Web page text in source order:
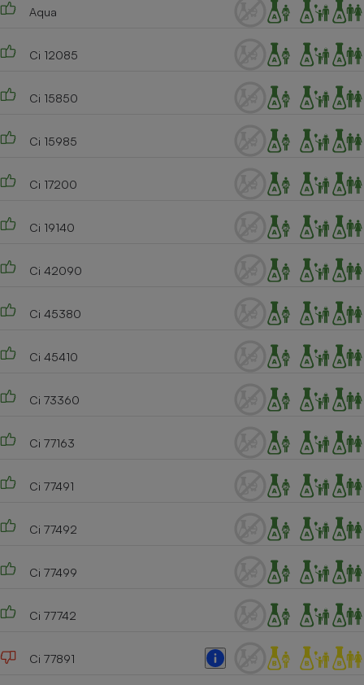
Aqua
Ci 12085
Ci 15850
Ci 15985
Ci 17200
Ci 19140
Ci 42090
Ci 45380
Ci 45410
Ci 73360
Ci 77163
Ci 77491
Ci 77492
Ci 77499
Ci 77742
Ci 77891